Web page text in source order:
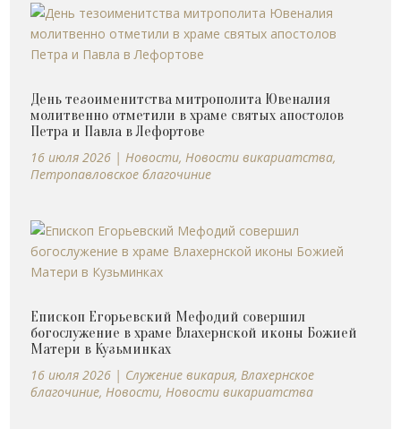
День тезоименитства митрополита Ювеналия
молитвенно отметили в храме святых апостолов
Петра и Павла в Лефортове
16 июля 2026 | Новости, Новости викариатства,
Петропавловское благочиние
Епископ Егорьевский Мефодий совершил
богослужение в храме Влахернской иконы Божией
Матери в Кузьминках
16 июля 2026 | Cлужение викария, Влахернское
благочиние, Новости, Новости викариатства